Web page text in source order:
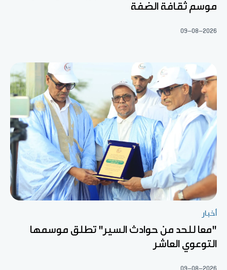
موسم ثقافة الضفة
09-08-2026
أخبار
"معا للحد من حوادث السير" تطلق موسمها
التوعوي العاشر
09-08-2026